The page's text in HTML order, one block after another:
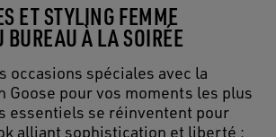
ET STYLING FEMME
BUREAU À LA SOIRÉE
occasions spéciales avec la
Goose pour vos moments les plus
essentiels se réinventent pour
alliant sophistication et liberté :